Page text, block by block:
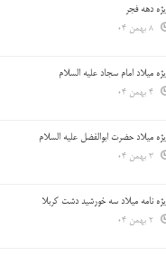
دهه فجر
میلاد امام سجاد علیه السلام
میلاد حضرت ابوالفضل علیه السلام
نامه میلاد سه خورشید دشت کربلا